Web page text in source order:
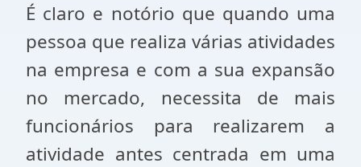
É claro e notório que quando uma
pessoa que realiza várias atividades
na empresa e com a sua expansão
no mercado, necessita de mais
funcionários para realizarem a
atividade antes centrada em uma